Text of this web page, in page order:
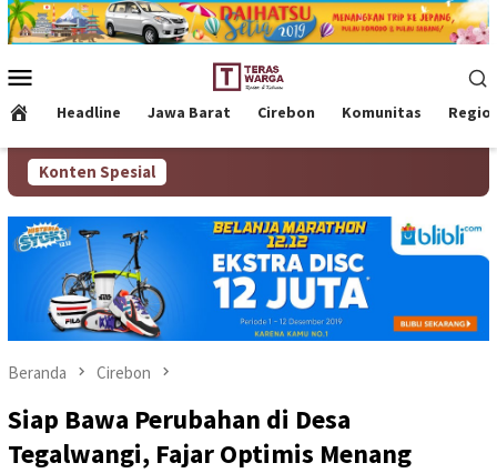
Loncat
ke
Mobile
Headline Jawa Barat Cirebon Komunitas
Konten Spesial
Beranda Cirebon
Siap Bawa Perubahan di Desa
Tegalwangi, Fajar Optimis Menang